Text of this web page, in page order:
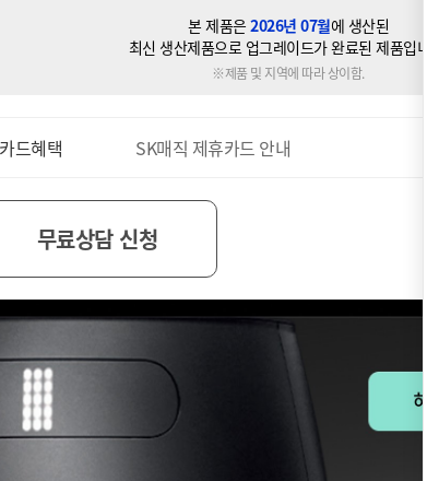
본 제품은 2026년 07월에 생산된
최신 생산제품으로 업그레이드가 완료된 제품입니다.
※제품 및 지역에 따라 상이함.
카드혜택 SK매직 제휴카드 안내
무료상담 신청